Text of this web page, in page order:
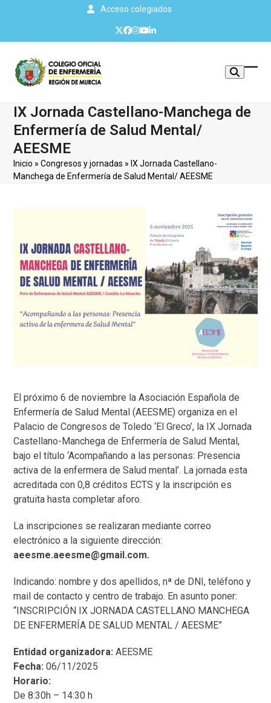
Acceso colegiados
Twitter
Facebook
Instagram
YouTube
LinkedIn
IX Jornada Castellano-Manchega de
Enfermería de Salud Mental/
AEESME
Inicio »Congresos y jornadas » IX Jornada Castellano-
Manchega de Enfermería de Salud Mental/ AEESME
El próximo 6 de noviembre la Asociación Española de
Enfermería de Salud Mental (AEESME) organiza en el
Palacio de Congresos de Toledo ‘El Greco’, la IX Jornada
Castellano-Manchega de Enfermería de Salud Mental,
bajo el título ‘Acompañando a las personas: Presencia
activa de la enfermera de Salud mental’. La jornada esta
acreditada con 0,8 créditos ECTS y la inscripción es
gratuita hasta completar aforo.
La inscripciones se realizaran mediante correo
electrónico a la siguiente dirección:
aeesme.aeesme@gmail.com.
Indicando: nombre y dos apellidos, nª de DNI, teléfono y
mail de contacto y centro de trabajo. En asunto poner:
“INSCRIPCIÓN IX JORNADA CASTELLANO MANCHEGA
DE ENFERMERÍA DE SALUD MENTAL / AEESME”
Entidad organizadora: AEESME
Fecha: 06/11/2025
Horario:
De 8:30h – 14:30 h